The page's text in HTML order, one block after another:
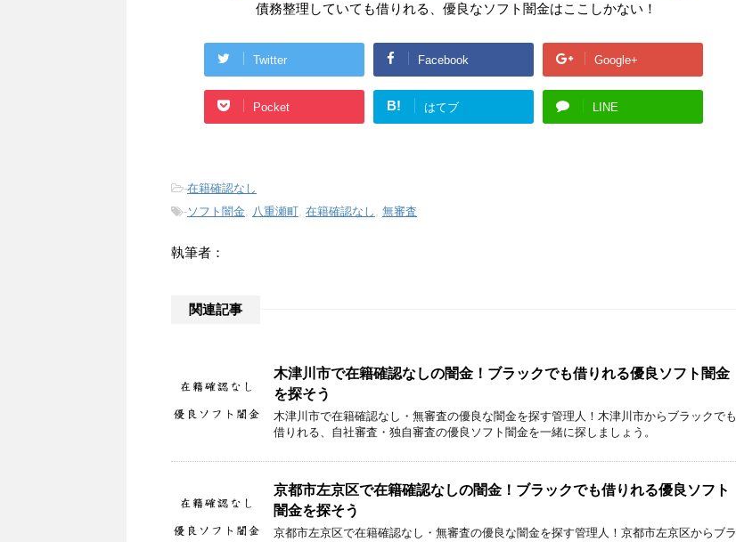
債務整理していても借りれる、優良なソフト闇金はここしかない！
Twitter Facebook Google+
Pocket B! はてブ LINE
-在籍確認なし
-ソフト闇金, 八重瀬町, 在籍確認なし , 無審査
執筆者：
関連記事
木津川市で在籍確認なしの闇金！ブラックでも借りれる優良ソフト闇金
を探そう
木津川市で在籍確認なし・無審査の優良な闇金を探す管理人！木津川市からブラックでも
借りれる、自社審査・独自審査の優良ソフト闇金を一緒に探しましょう。
京都市左京区で在籍確認なしの闇金！ブラックでも借りれる優良ソフト
闇金を探そう
京都市左京区で在籍確認なし・無審査の優良な闇金を探す管理人！京都市左京区からブラ